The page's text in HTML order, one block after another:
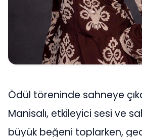
Ödül töreninde sahneye
Manisalı, etkileyici sesi ve
büyük beğeni toplarken,